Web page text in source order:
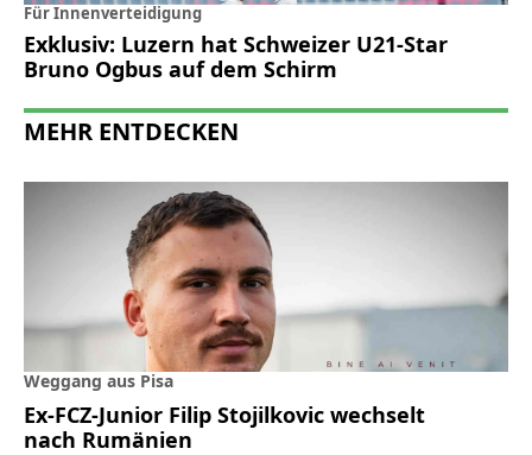
Für Innenverteidigung
Exklusiv: Luzern hat Schweizer U21-Star
Bruno Ogbus auf dem Schirm
MEHR ENTDECKEN
Weggang aus Pisa
Ex-FCZ-Junior Filip Stojilkovic wechselt
nach Rumänien